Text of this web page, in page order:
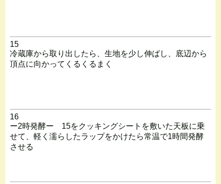
15
冷蔵庫から取り出したら、生地を少し伸ばし、底辺から
頂点に向かってくるくるまく
16
ー2時発酵ー 15をクッキングシートを敷いた天板に乗
せて、軽く濡らしたラップをかけたら常温で1時間発酵
させる